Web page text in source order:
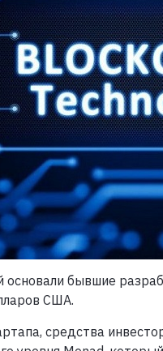
бывшие
США.
средства